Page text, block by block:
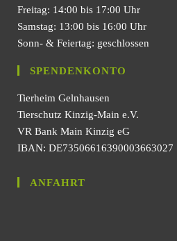
Freitag: 14:00 bis 17:00 Uhr
Samstag: 13:00 bis 16:00 Uhr
Sonn- & Feiertag: geschlossen
SPENDENKONTO
Tierheim Gelnhausen
Tierschutz Kinzig-Main e.V.
VR Bank Main Kinzig eG
IBAN: DE73506616390003663027
ANFAHRT